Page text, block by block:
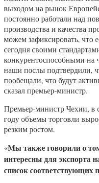
выходом на рынок
постоянно работали над
производства и качества
можем зафиксировать, что
сегодня своими
конкурентоспособными на
наши послы подтвердили,
пообещали, что будут
сказал премьер-министр.
Премьер-министр Чехии, в
году объемы торговли
резким ростом.
«Мы также говорили о
интересны для экспорта
список соответствующих